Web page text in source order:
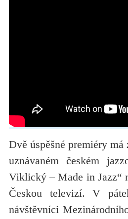
Dvě úspěšné premiéry
uznávaném českém
Viklický – Made in Jazz“
Českou televizí. V
návštěvníci